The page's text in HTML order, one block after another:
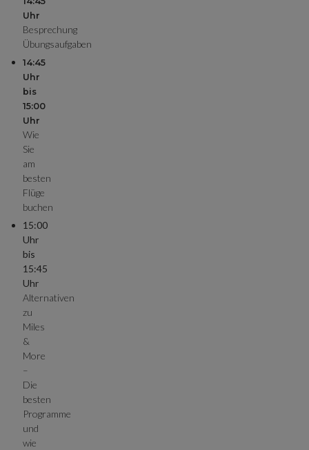
Uhr
Besprechung
Übungsaufgaben
14:45
Uhr
bis
15:00
Uhr
Wie
Sie
am
besten
Flüge
buchen
15:00
Uhr
bis
15:45
Uhr
Alternativen
zu
Miles
&
More
–
Die
besten
Programme
und
wie